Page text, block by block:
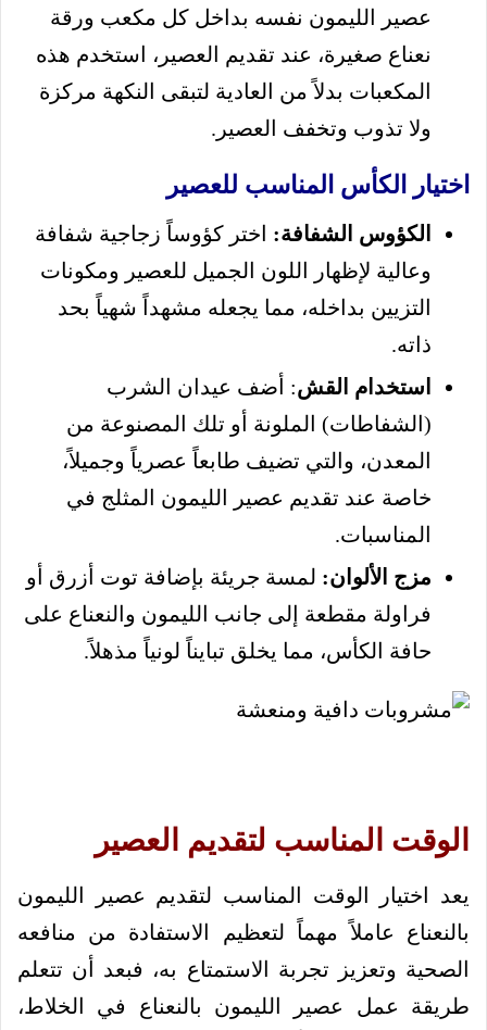
عصير الليمون نفسه بداخل كل مكعب ورقة
نعناع صغيرة، عند تقديم العصير، استخدم هذه
المكعبات بدلاً من العادية لتبقى النكهة مركزة
ولا تذوب وتخفف العصير.
اختيار الكأس المناسب للعصير
الكؤوس الشفافة: اختر كؤوساً زجاجية شفافة
وعالية لإظهار اللون الجميل للعصير ومكونات
التزيين بداخله، مما يجعله مشهداً شهياً بحد
ذاته.
استخدام القش: أضف عيدان الشرب
(الشفاطات) الملونة أو تلك المصنوعة من
المعدن، والتي تضيف طابعاً عصرياً وجميلاً،
خاصة عند تقديم عصير الليمون المثلج في
المناسبات.
مزج الألوان: لمسة جريئة بإضافة توت أزرق أو
فراولة مقطعة إلى جانب الليمون والنعناع على
حافة الكأس، مما يخلق تبايناً لونياً مذهلاً.
الوقت المناسب لتقديم العصير
يعد اختيار الوقت المناسب لتقديم عصير الليمون
بالنعناع عاملاً مهماً لتعظيم الاستفادة من منافعه
الصحية وتعزيز تجربة الاستمتاع به، فبعد أن تتعلم
طريقة عمل عصير الليمون بالنعناع في الخلاط،